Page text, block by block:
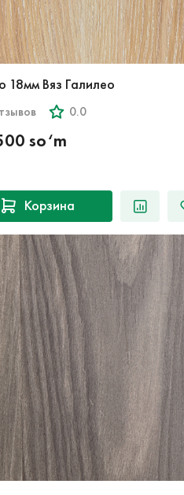
18мм Вяз Галилео
0.0
so‘m
Корзина